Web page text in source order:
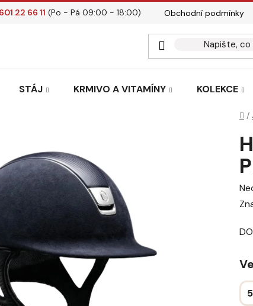
22 66 11 (Po - Pá 09:00 - 18:00) Obchodní podmínky
STÁJ KRMIVO A VITAMÍNY KOLEKCE
/
je
z
5